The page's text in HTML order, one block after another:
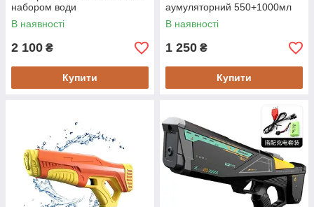
набором води
акумуляторний Червоний -
Дитячі іграшки
В наявності
2 100 ₴
Купити
аумуляторний 550+1000мл
Бірюзовий
В наявності
1 250 ₴
Купити